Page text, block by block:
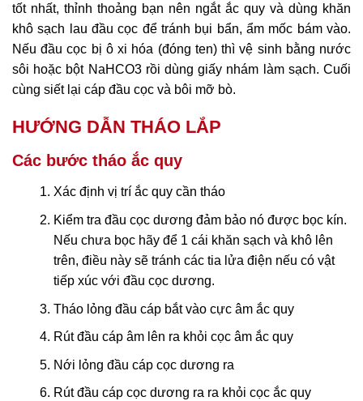
tốt nhất, thỉnh thoảng bạn nên ngắt ắc quy và dùng khăn
khô sạch lau đầu cọc để tránh bụi bẩn, ẩm mốc bám vào.
Nếu đầu cọc bị ô xi hóa (đóng ten) thì vệ sinh bằng nước
sôi hoặc bột NaHCO3 rồi dùng giấy nhám làm sạch. Cuối
cùng siết lại cáp đầu cọc và bôi mỡ bò.
HƯỚNG DẪN THÁO LẮP
Các bước tháo ắc quy
Xác định vị trí ắc quy cần tháo
Kiểm tra đầu cọc dương đảm bảo nó được bọc kín.
Nếu chưa bọc hãy để 1 cái khăn sạch và khô lên
trên, điều này sẽ tránh các tia lửa điện nếu có vật
tiếp xúc với đầu cọc dương.
Tháo lỏng đầu cáp bắt vào cực âm ắc quy
Rút đầu cáp âm lên ra khỏi cọc âm ắc quy
Nới lỏng đầu cáp cọc dương ra
Rút đầu cáp cọc dương ra ra khỏi cọc ắc quy